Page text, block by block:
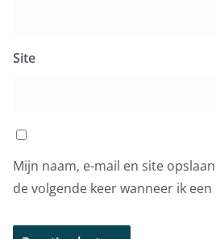
Site
Mijn naam, e-mail en site
de volgende keer wanneer ik